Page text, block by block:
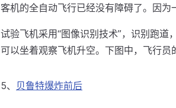
客机的全自动飞行已经没有障碍了。因为
试验飞机采用“图像识别技术”，识别跑
可以坐着观察飞机升空。下图中，飞行员
5、 贝鲁特爆炸前后